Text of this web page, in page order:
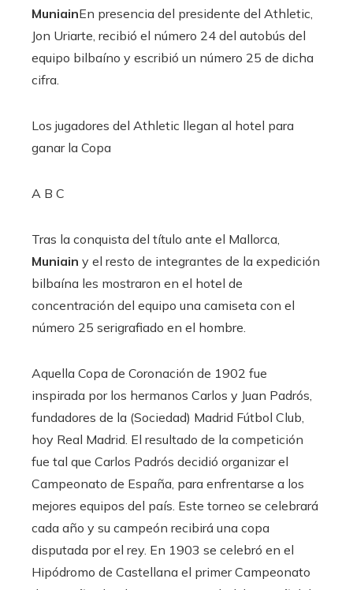
MuniainEn presencia del presidente del Athletic,
Jon Uriarte, recibió el número 24 del autobús del
equipo bilbaíno y escribió un número 25 de dicha
cifra.
Los jugadores del Athletic llegan al hotel para
ganar la Copa
A B C
Tras la conquista del título ante el Mallorca,
Muniain y el resto de integrantes de la expedición
bilbaína les mostraron en el hotel de
concentración del equipo una camiseta con el
número 25 serigrafiado en el hombre.
Aquella Copa de Coronación de 1902 fue
inspirada por los hermanos Carlos y Juan Padrós,
fundadores de la (Sociedad) Madrid Fútbol Club,
hoy Real Madrid. El resultado de la competición
fue tal que Carlos Padrós decidió organizar el
Campeonato de España, para enfrentarse a los
mejores equipos del país. Este torneo se celebrará
cada año y su campeón recibirá una copa
disputada por el rey. En 1903 se celebró en el
Hipódromo de Castellana el primer Campeonato